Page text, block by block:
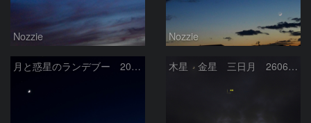
Nozzie Nozzie
月と惑星のランデブー 2026/06/19 木星 金星 三日月 260618